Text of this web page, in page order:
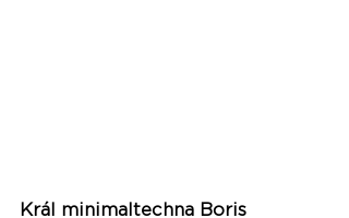
Král minimaltechna Boris